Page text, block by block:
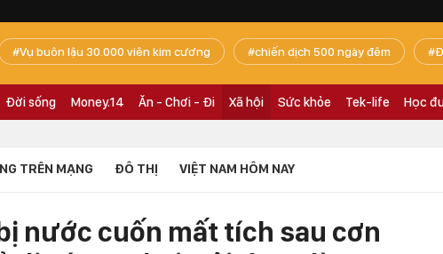
Vụ buôn lậu 30.000 viên kim cương chiến dịch 500 ngày đêm
Đời sống Money.14 Ăn - Chơi - Đi Xã hội Sức khỏe Tek-life Học
TRÊN MẠNG ĐÔ THỊ VIỆT NAM HÔM NAY
nước cuốn mất tích sau cơn